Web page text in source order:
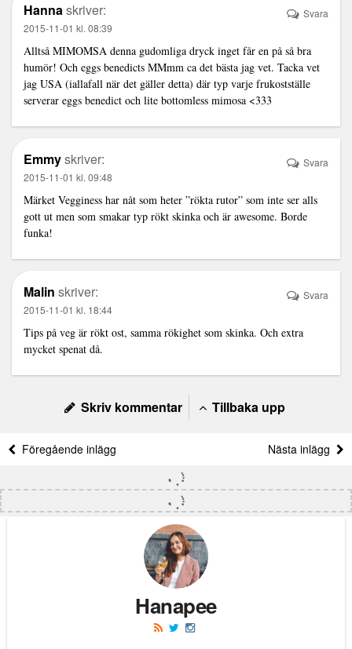
Hannaskriver:
2015-11-01 kl. 08:39
Alltså MIMOMSA denna gudomliga dryck inget får en på så bra
humör! Och eggs benedicts MMmm ca det bästa jag vet. Tacka vet
jag USA (iallafall när det gäller detta) där typ varje frukostställe
serverar eggs benedict och lite bottomless mimosa <333
Svara
Emmyskriver:
2015-11-01 kl. 09:48
Märket Vegginess har nåt som heter ”rökta rutor” som inte ser alls
gott ut men som smakar typ rökt skinka och är awesome. Borde
funka!
Svara
Malin skriver:
2015-11-01 kl. 18:44
Tips på veg är rökt ost, samma rökighet som skinka. Och extra
mycket spenat då.
Svara
Skriv kommentar Tillbaka upp
Föregående inlägg Nästa inlägg
Hanapee